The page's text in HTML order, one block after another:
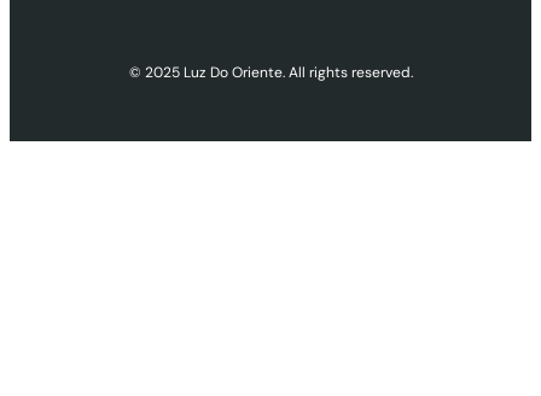
© 2025 Luz Do Oriente. All rights reserved.